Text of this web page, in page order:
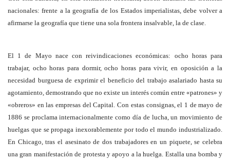
nacionales: frente a la geografía de los Estados imperialistas, debe volver a
afirmarse la geografía que tiene una sola frontera insalvable, la de clase.
El 1 de Mayo nace con reivindicaciones económicas: ocho horas para
trabajar, ocho horas para dormir, ocho horas para vivir, en oposición a la
necesidad burguesa de exprimir el beneficio del trabajo asalariado hasta su
agotamiento, demostrando que no existe un interés común entre «patrones» y
«obreros» en las empresas del Capital. Con estas consignas, el 1 de mayo de
1886 se proclama internacionalmente como día de lucha, un movimiento de
huelgas que se propaga inexorablemente por todo el mundo industrializado.
En Chicago, tras el asesinato de dos trabajadores en un piquete, se celebra
una gran manifestación de protesta y apoyo a la huelga. Estalla una bomba y